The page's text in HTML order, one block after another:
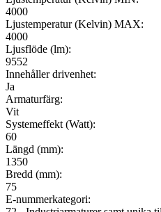
4000
Ljustemperatur (Kelvin) MAX:
4000
Ljusflöde (lm):
9552
Innehåller drivenhet:
Ja
Armaturfärg:
Vit
Systemeffekt (Watt):
60
Längd (mm):
1350
Bredd (mm):
75
E-nummerkategori: